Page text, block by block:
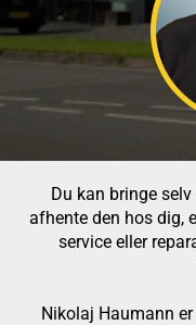
Du kan bringe
afhente den hos dig,
service eller
Nikolaj Haumann